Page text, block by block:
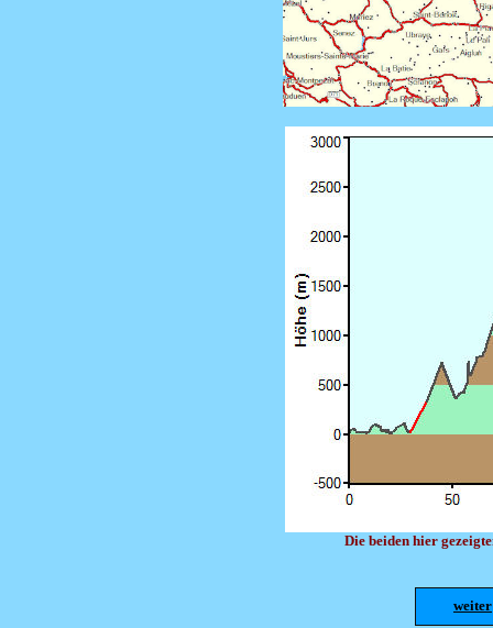
Die beiden hier
weiter